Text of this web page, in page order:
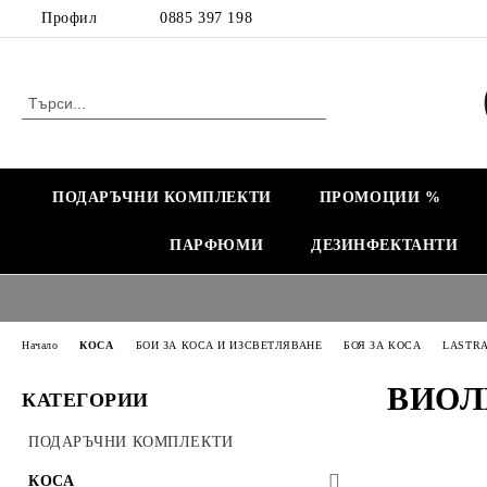
Профил 0885 397 198
ПОДАРЪЧНИ КОМПЛЕКТИ ПРОМОЦИИ %
ПАРФЮМИ ДЕЗИНФЕКТАНТИ
КАТЕГОРИИ
ПОДАРЪЧНИ КОМПЛЕКТИ
КОСА
Начало КОСА БОИ ЗА КОСА И ИЗСВЕТЛЯВАНЕ БОЯ ЗА КОСА